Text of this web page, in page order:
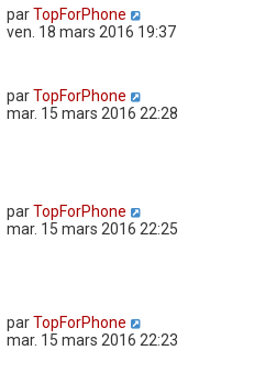
parTopForPhone
ven. 18 mars 2016 19:37
parTopForPhone
mar. 15 mars 2016 22:28
parTopForPhone
mar. 15 mars 2016 22:25
parTopForPhone
mar. 15 mars 2016 22:23